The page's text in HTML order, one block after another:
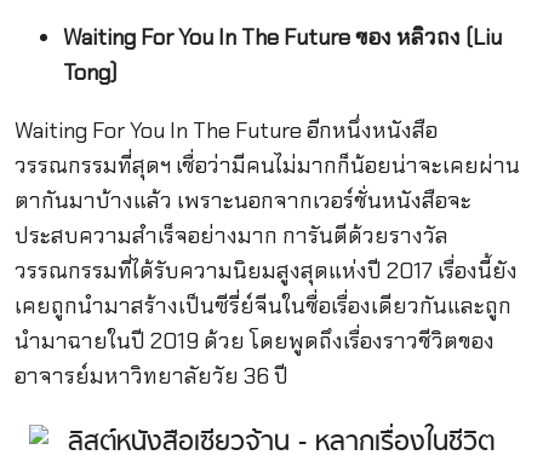
Waiting For You In The Future ของ หลิวถง (Liu
Tong)
Waiting For You In The Future อีกหนึ่งหนังสือ
วรรณกรรมที่สุดฯ เชื่อว่ามีคนไม่มากก็น้อยน่าจะเคยผ่าน
ตากันมาบ้างแล้ว เพราะนอกจากเวอร์ชั่นหนังสือจะ
ประสบความสำเร็จอย่างมาก การันตีด้วยรางวัล
วรรณกรรมที่ได้รับความนิยมสูงสุดแห่งปี 2017 เรื่องนี้ยัง
เคยถูกนำมาสร้างเป็นซีรี่ย์จีนในชื่อเรื่องเดียวกันและถูก
นำมาฉายในปี 2019 ด้วย โดยพูดถึงเรื่องราวชีวิตของ
อาจารย์มหาวิทยาลัยวัย 36 ปี